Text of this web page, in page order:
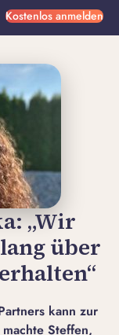
Kostenlos anmelden
„Wir
über
kann zur
Steffen,